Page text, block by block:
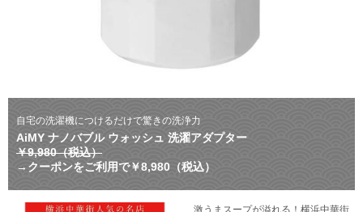
自宅の洗濯機につけるだけで驚きの洗浄力
AiMY ナノバブル ウォッシュ 洗濯アダプター
￥9,980（税込）
→クーポンをご利用で￥8,980（税込）
激うまスープが溢れる！横浜中華街